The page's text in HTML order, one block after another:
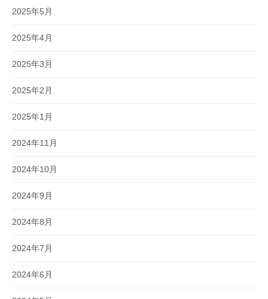
2025年5月
2025年4月
2025年3月
2025年2月
2025年1月
2024年11月
2024年10月
2024年9月
2024年8月
2024年7月
2024年6月